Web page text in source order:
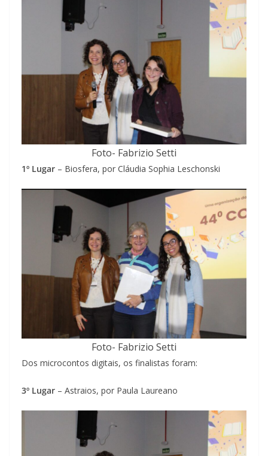
Foto- Fabrizio Setti
1º Lugar – Biosfera, por Cláudia Sophia Leschonski
Foto- Fabrizio Setti
Dos microcontos digitais, os finalistas foram:
3º Lugar – Astraios, por Paula Laureano